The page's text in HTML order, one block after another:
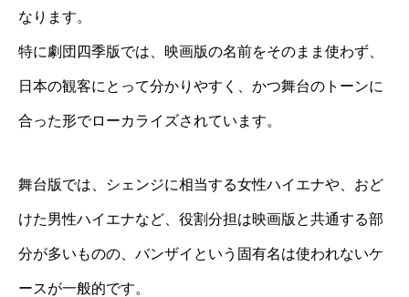
なります。
特に劇団四季版では、映画版の名前をそのまま使わず、
日本の観客にとって分かりやすく、かつ舞台のトーンに
合った形でローカライズされています。
舞台版では、シェンジに相当する女性ハイエナや、おど
けた男性ハイエナなど、役割分担は映画版と共通する部
分が多いものの、バンザイという固有名は使われないケ
ースが一般的です。